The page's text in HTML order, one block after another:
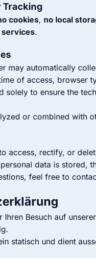
Tracking
cookies, no local
.
may automatically
of access, browser
solely to ensure the
or combined with
access, rectify, or
data is stored,
feel free to
Ihren Besuch auf
statisch und dient